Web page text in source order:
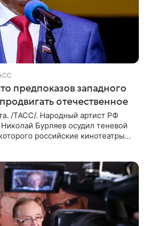
предпоказов западного
отечественное
/ТАСС/. Народный артист РФ
Бурляев осудил теневой
российские кинотеатры